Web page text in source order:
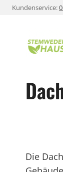
ZumKundenservice:
Die